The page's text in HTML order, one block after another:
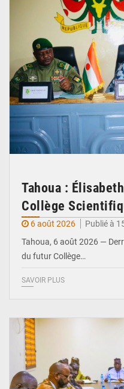
Tahoua :
Collège
6 août 2026
Publié à
Tahoua, 6 août 2026 —
du futur Collège…
SAVOIR PLUS